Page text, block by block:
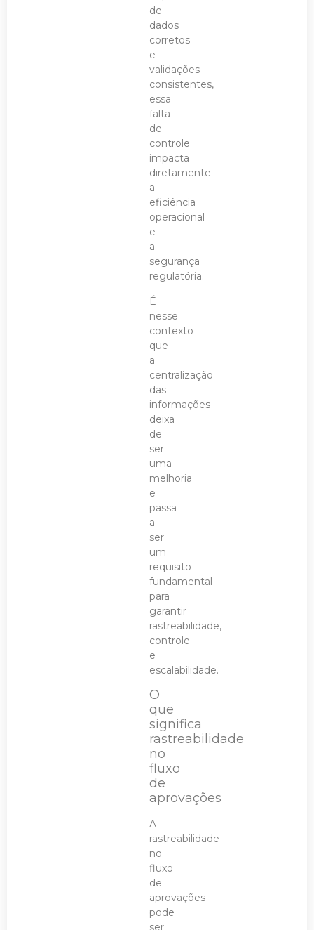
de
dados
corretos
e
validações
consistentes,
essa
falta
de
controle
impacta
diretamente
a
eficiência
operacional
e
a
segurança
regulatória.
É
nesse
contexto
que
a
centralização
das
informações
deixa
de
ser
uma
melhoria
e
passa
a
ser
um
requisito
fundamental
para
garantir
rastreabilidade,
controle
e
escalabilidade.
O
que
significa
rastreabilidade
no
fluxo
de
aprovações
A
rastreabilidade
no
fluxo
de
aprovações
pode
ser